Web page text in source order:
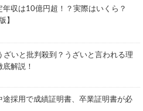
年収は10億円超！？実際はいくら？
】
ざいと批判殺到？うざいと言われる理
解説！
途採用で成績証明書、卒業証明書が必